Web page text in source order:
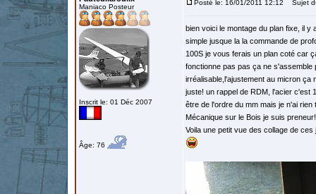
Maniaco Posteur
Inscrit le: 01 Déc 2007
Âge: 76
Posté le: 16/01/2011 12:12 Sujet
bien voici le montage du plan fixe, il
simple jusque la la commande de
100S je vous ferais un plan coté car
fonctionne pas pas ça ne
irréalisable,l'ajustement au micron ça
juste! un rappel de RDM, l'acier c'est
être de l'ordre du mm mais je n'ai
Mécanique sur le Bois je suis preneur!
Voila une petit vue des collage de